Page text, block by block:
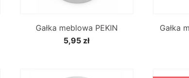
Gałka meblowa PEKIN
5,95 zł
Gałka